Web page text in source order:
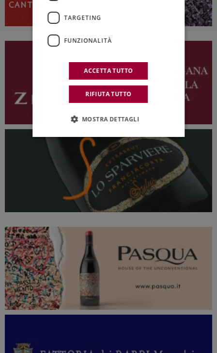
TARGETING
FUNZIONALITÀ
ACCETTA TUTTO
RIFIUTA TUTTO
MOSTRA DETTAGLI